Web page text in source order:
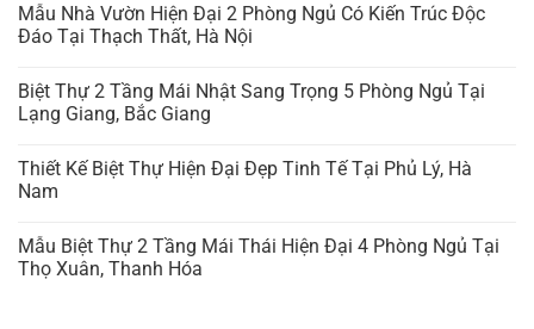
Mẫu Nhà Vườn Hiện Đại 2 Phòng Ngủ Có Kiến Trúc Độc
Đáo Tại Thạch Thất, Hà Nội
Biệt Thự 2 Tầng Mái Nhật Sang Trọng 5 Phòng Ngủ Tại
Lạng Giang, Bắc Giang
Thiết Kế Biệt Thự Hiện Đại Đẹp Tinh Tế Tại Phủ Lý, Hà
Nam
Mẫu Biệt Thự 2 Tầng Mái Thái Hiện Đại 4 Phòng Ngủ Tại
Thọ Xuân, Thanh Hóa